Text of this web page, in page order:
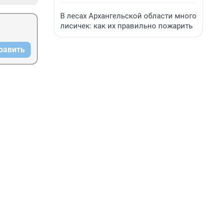
В лесах Архангельской области много
лисичек: как их правильно пожарить